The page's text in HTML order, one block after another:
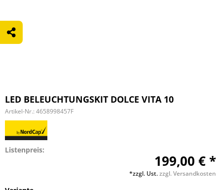
LED BELEUCHTUNGSKIT DOLCE VITA 10
Artikel-Nr.: 4658998457F
Listenpreis:
199,00 € *
*zzgl. Ust.zzgl. Versandkosten